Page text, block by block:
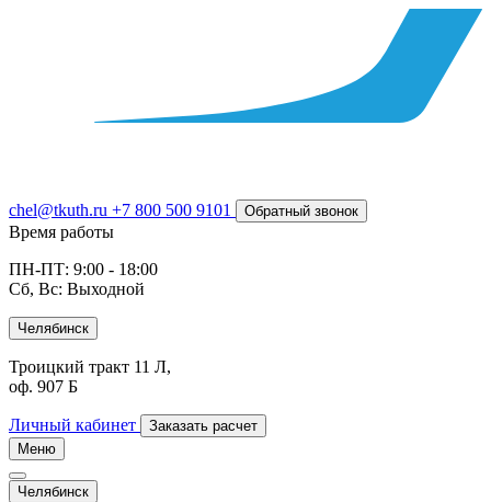
chel@tkuth.ru +7 800 500 9101 Обратный звонок
Время работы
ПН-ПТ: 9:00 - 18:00
Сб, Вс: Выходной
Челябинск
Троицкий тракт 11 Л,
оф. 907 Б
Личный кабинет
Заказать расчет
Меню
Челябинск